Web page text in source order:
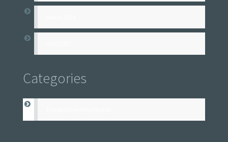
Categories